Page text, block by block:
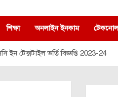
শিক্ষা অনলাইন ইনকাম
ইন টেক্সটাইল ভর্তি বিজ্ঞপ্তি 2023-24